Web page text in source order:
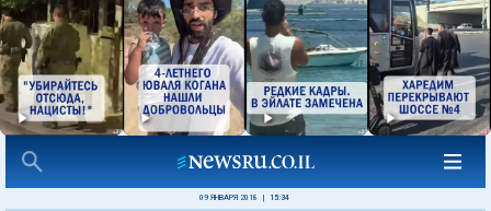
09 ЯНВАРЯ 2018 15:34